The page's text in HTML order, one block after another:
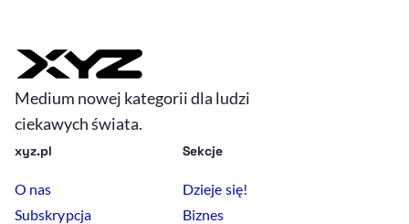
Medium nowej kategorii dla ludzi
ciekawych świata.
xyz.pl
O nas
Subskrypcja
Sekcje
Dzieje się!
Biznes